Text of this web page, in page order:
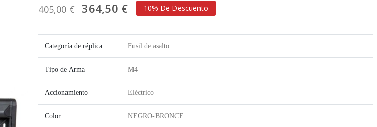
405,00 € 364,50 € 10% De Descuento
Categoría de réplica Fusil de asalto
Tipo de Arma M4
Accionamiento Eléctrico
Color NEGRO-BRONCE